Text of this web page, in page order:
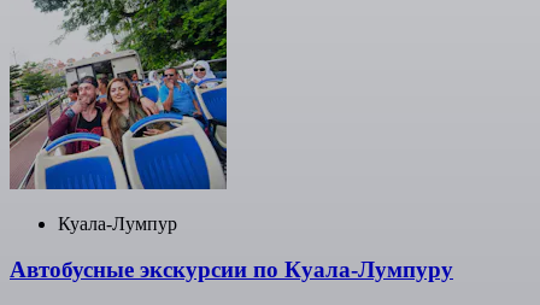
Куала-Лумпур
Автобусные экскурсии по Куала-Лумпуру